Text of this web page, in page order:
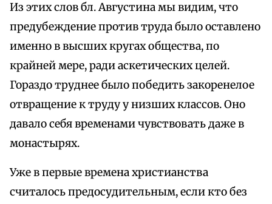
Из этих слов бл. Августина мы видим, что
предубеждение против труда было оставлено
именно в высших кругах общества, по
крайней мере, ради аскетических целей.
Гораздо труднее было победить закоренелое
отвращение к труду у низших классов. Оно
давало себя временами чувствовать даже в
монастырях.
Уже в первые времена христианства
считалось предосудительным, если кто без